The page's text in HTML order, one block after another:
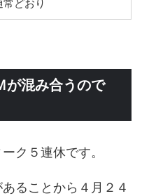
常どおり
が混み合うので
ク５連休です。
ることから４月２４